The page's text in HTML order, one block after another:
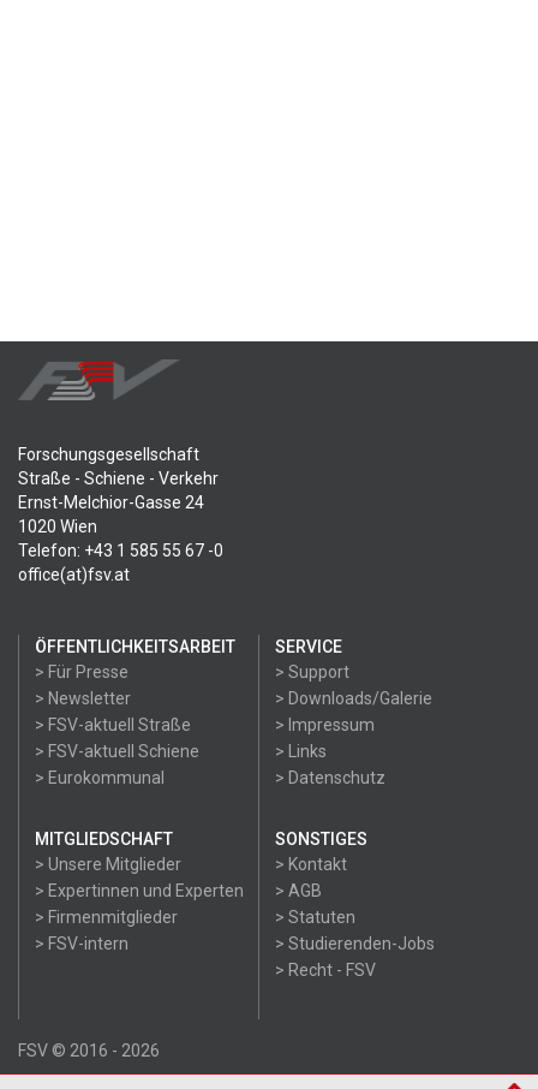
Forschungsgesellschaft
Straße - Schiene - Verkehr
Ernst-Melchior-Gasse 24
1020 Wien
Telefon: +43 1 585 55 67 -0
office(at)fsv.at
ÖFFENTLICHKEITSARBEIT
> Für Presse
> Newsletter
> FSV-aktuell Straße
> FSV-aktuell Schiene
> Eurokommunal
SERVICE
> Support
> Downloads/Galerie
> Impressum
> Links
> Datenschutz
MITGLIEDSCHAFT
> Unsere Mitglieder
> Expertinnen und Experten
> Firmenmitglieder
> FSV-intern
SONSTIGES
> Kontakt
> AGB
> Statuten
> Studierenden-Jobs
> Recht - FSV
FSV © 2016 - 2026